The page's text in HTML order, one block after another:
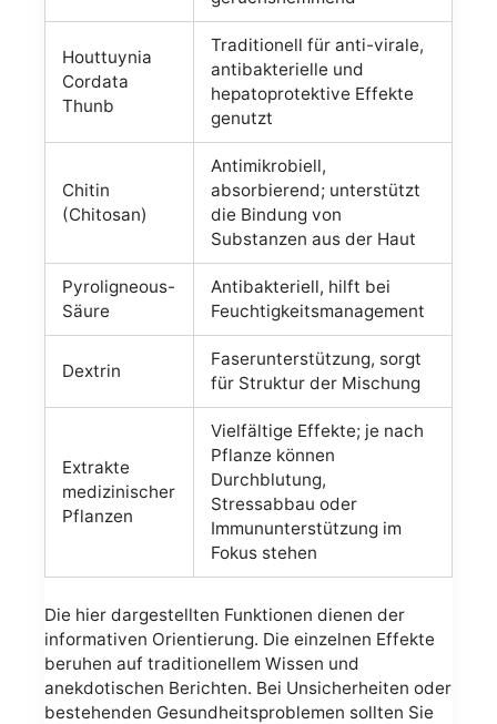
Houttuynia
Cordata
Thunb
Traditionell für anti-virale,
antibakterielle und
hepatoprotektive Effekte
genutzt
Chitin
(Chitosan)
Antimikrobiell,
absorbierend; unterstützt
die Bindung von
Substanzen aus der Haut
Pyroligneous-
Säure
Antibakteriell, hilft bei
Feuchtigkeitsmanagement
Dextrin
Faserunterstützung, sorgt
für Struktur der Mischung
Extrakte
medizinischer
Pflanzen
Vielfältige Effekte; je nach
Pflanze können
Durchblutung,
Stressabbau oder
Immununterstützung im
Fokus stehen
Die hier dargestellten Funktionen dienen der
informativen Orientierung. Die einzelnen Effekte
beruhen auf traditionellem Wissen und
anekdotischen Berichten. Bei Unsicherheiten oder
bestehenden Gesundheitsproblemen sollten Sie